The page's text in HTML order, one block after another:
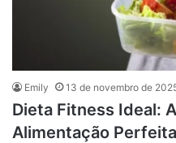
Emily 13 de novembro de
Dieta Fitness Ideal:
Alimentação